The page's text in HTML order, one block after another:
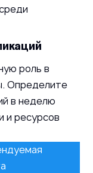
роль в
Определите
в неделю
и ресурсов